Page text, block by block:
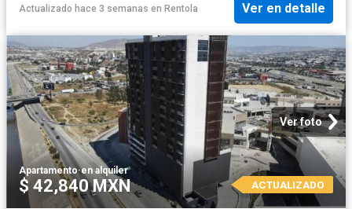
Actualizado hace 3 semanas en Rentola Ver en detalle
Ver foto
Apartamento·en alquiler
$ 42,840 MXN ACTUALIZADO